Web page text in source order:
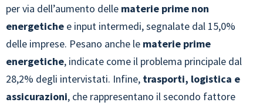
per via dell’aumento delle materie prime non
energetiche e input intermedi, segnalate dal 15,0%
delle imprese. Pesano anche le materie prime
energetiche, indicate come il problema principale dal
28,2% degli intervistati. Infine, trasporti, logistica e
assicurazioni, che rappresentano il secondo fattore